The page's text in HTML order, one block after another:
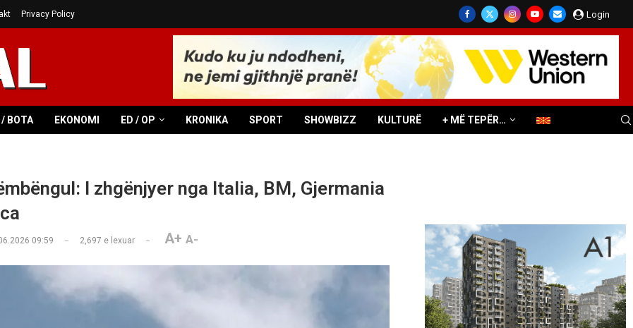
Privacy Policy Login
/ BOTA EKONOMI ED / OP KRONIKA SPORT SHOWBIZZ KULTURË + MË TEPËR…
I zhgënjyer nga Italia, BM, Gjermania
09:59 2,697 e lexuar A+ A-